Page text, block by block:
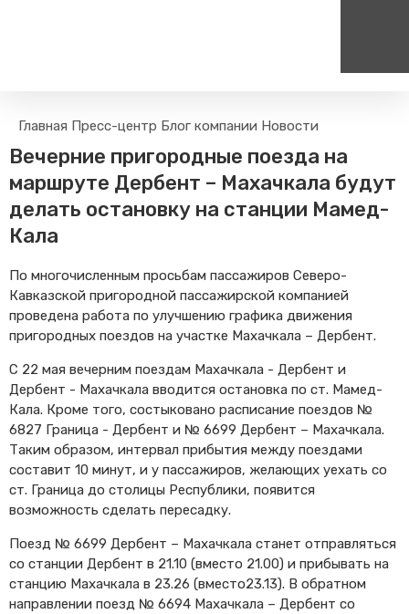
Пассажирам
Часто задаваемые вопросы
Абонементные билеты
Мобильные приложения
Маломобильным
Моя карта попала в стоп-
лист
Cхемы обращения
пригородных поездов
Справочник по
остановочным пунктам и
станциям
Туризм
Веломаршруты
Единый номер вызова экстренных служб
112
Главная Пресс-центр Блог компании Новости
Вечерние пригородные поезда на
маршруте Дербент – Махачкала будут
делать остановку на станции Мамед-
Кала
По многочисленным просьбам пассажиров Северо-
Кавказской пригородной пассажирской компанией
проведена работа по улучшению графика движения
пригородных поездов на участке Махачкала – Дербент.
С 22 мая вечерним поездам Махачкала - Дербент и
Дербент - Махачкала вводится остановка по ст. Мамед-
Кала. Кроме того, состыковано расписание поездов №
6827 Граница - Дербент и № 6699 Дербент – Махачкала.
Таким образом, интервал прибытия между поездами
составит 10 минут, и у пассажиров, желающих уехать со
ст. Граница до столицы Республики, появится
возможность сделать пересадку.
Поезд № 6699 Дербент – Махачкала станет отправляться
со станции Дербент в 21.10 (вместо 21.00) и прибывать на
станцию Махачкала в 23.26 (вместо23.13). В обратном
направлении поезд № 6694 Махачкала – Дербент со